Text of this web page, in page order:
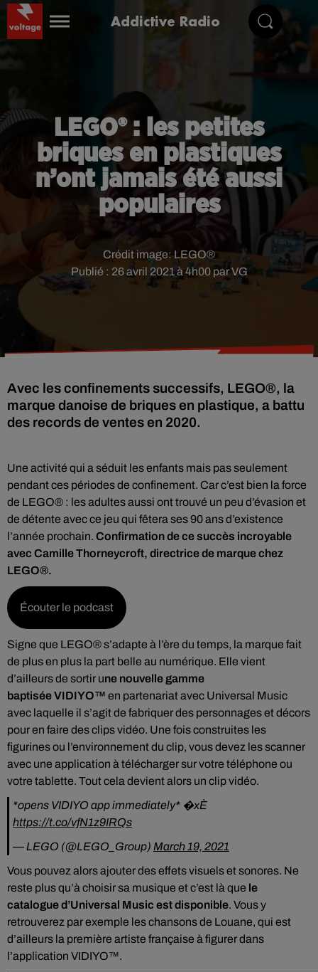
Addictive Radio
LEGO® : les petites
briques en plastiques
n’ont jamais été aussi
populaires
Publié : 26 avril 2021 à 4h00 par VG
Crédit image:LEGO®
Avec les confinements successifs, LEGO®, la
marque danoise de briques en plastique, a battu
des records de ventes en 2020.
Une activité qui a séduit les enfants mais pas seulement
pendant ces périodes de confinement. Car c’est bien la force
de LEGO® : les adultes aussi ont trouvé un peu d’évasion et
de détente avec ce jeu qui fêtera ses 90 ans d’existence
l’année prochain. Confirmation de ce succès incroyable
avec Camille Thorneycroft, directrice de marque chez
LEGO®.
Écouter le podcast
Signe que LEGO® s’adapte à l’ère du temps, la marque fait
de plus en plus la part belle au numérique. Elle vient
d’ailleurs de sortir une nouvelle gamme
baptisée VIDIYO™ en partenariat avec Universal Music
avec laquelle il s’agit de fabriquer des personnages et décors
pour en faire des clips vidéo. Une fois construites les
figurines ou l’environnement du clip, vous devez les scanner
avec une application à télécharger sur votre téléphone ou
votre tablette. Tout cela devient alors un clip vidéo.
*opens VIDIYO app immediately* �xÈ
https://t.co/vfN1z9IRQs
— LEGO (@LEGO_Group) March 19, 2021
Vous pouvez alors ajouter des effets visuels et sonores. Ne
reste plus qu’à choisir sa musique et c’est là que le
catalogue d’Universal Music est disponible. Vous y
retrouverez par exemple les chansons de Louane, qui est
d’ailleurs la première artiste française à figurer dans
l’application VIDIYO™.